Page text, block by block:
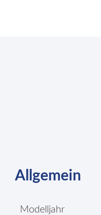
Allgemein
Modelljahr